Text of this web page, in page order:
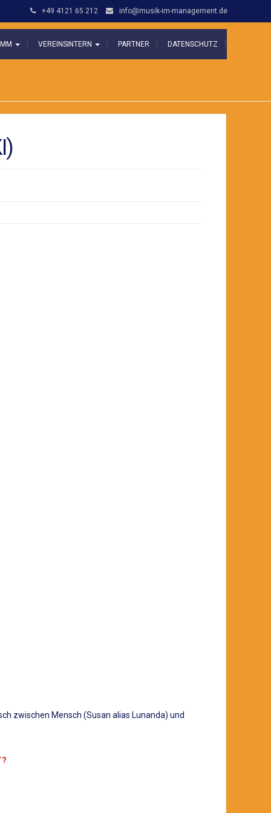
+49 4121 65 212 info@musik-im-management.de
VEREINSINTERN PARTNER DATENSCHUTZ
zwischen Mensch (Susan alias Lunanda) und